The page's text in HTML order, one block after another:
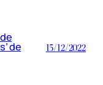
de 15/12/2022